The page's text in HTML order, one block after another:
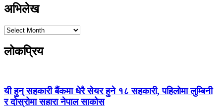
अभिलेख
लोकप्रिय
यी हुन् सहकारी बैंकमा धेरै सेयर हुने १८ सहकारी, पहिलोमा लुम्बिनी
र दोस्रोमा सहारा नेपाल साकोस